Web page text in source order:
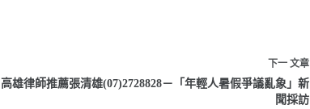
下一 文章
高雄律師推薦張清雄(07)2728828－「年輕人暑假爭議亂象」新
聞採訪